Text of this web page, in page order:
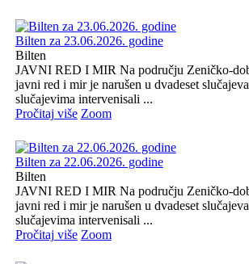
Bilten za 23.06.2026. godine
Bilten
JAVNI RED I MIR Na području Zeničko-
javni red i mir je narušen u dvadeset
slučajevima intervenisali ...
Pročitaj više Zoom
Bilten za 22.06.2026. godine
Bilten
JAVNI RED I MIR Na području Zeničko-
javni red i mir je narušen u dvadeset
slučajevima intervenisali ...
Pročitaj više Zoom